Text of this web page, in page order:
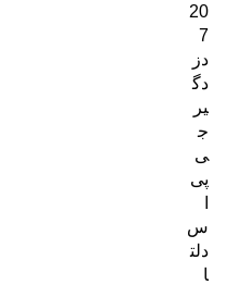
20
7
دز
دگ
یر
ج
ی
پی
س
دلت
ا